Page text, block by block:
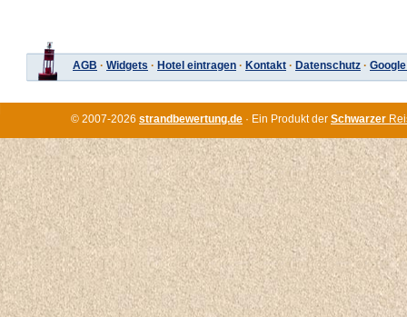
AGB · Widgets · Hotel eintragen · Kontakt · Datenschutz ·
© 2007-2026 strandbewertung.de · Ein Produkt der Schwarzer